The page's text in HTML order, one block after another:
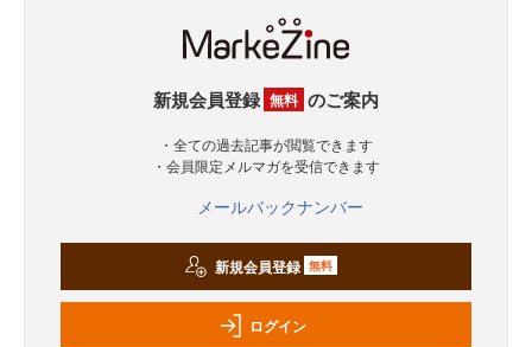
新規会員登録 無料 のご案内
・全ての過去記事が閲覧できます
・会員限定メルマガを受信できます
メールバックナンバー
新規会員登録 無料
ログイン